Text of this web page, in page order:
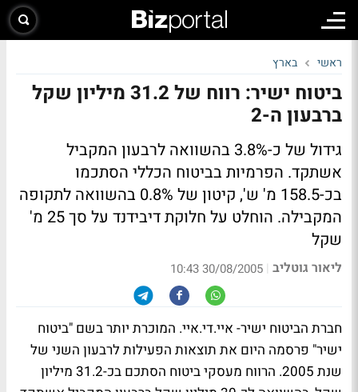
ראשי בארץ
ביטוח ישיר: רווח של 31.2 מיליון שקל
ברבעון ה-2
גידול של כ-3.8% בהשוואה לרבעון המקביל
אשתקד. הפרמיות בביטוח הכללי הסתכמו
בכ-158.5 מ' ש', קיטון של 0.8% בהשוואה לתקופה
המקבילה. הוחלט על חלוקת דיבידנד על סך 25 מ'
שקל
ליאור גוטליב |
30/08/2005 10:43
חברת הביטוח ישיר- איי.די.איי. המוכרת יותר בשם "ביטוח
ישיר" פרסמה היום את תוצאות הפעילות לרבעון השני של
שנת 2005. הרווח מעסקי ביטוח הסתכם בכ-31.2 מיליון